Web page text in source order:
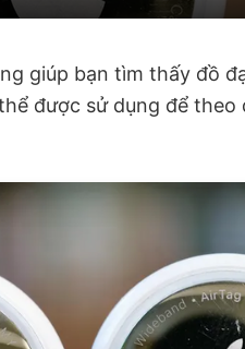
giúp bạn tìm thấy đồ
được sử dụng để